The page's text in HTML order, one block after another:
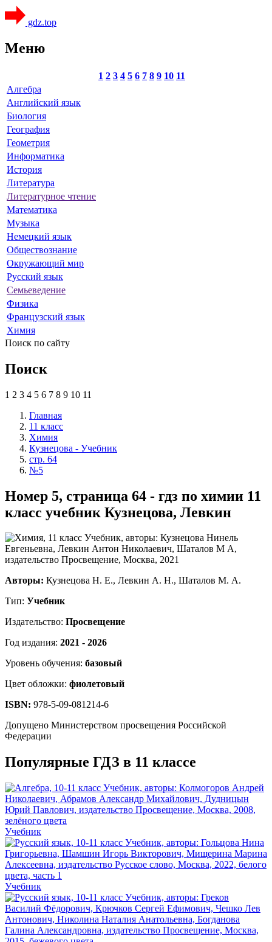
gdz.top
Меню
1 2 3 4 5 6 7 8 9 10 11
Алгебра
Английский язык
Биология
География
Геометрия
Информатика
История
Литература
Литературное чтение
Математика
Музыка
Немецкий язык
Обществознание
Окружающий мир
Русский язык
Семьеведение
Физика
Французский язык
Химия
Поиск по сайту
Поиск
1 2 3 4 5 6 7 8 9 10 11
Главная
11 класс
Химия
Кузнецова - Учебник
стр. 64
№5
Номер 5, страница 64 - гдз по химии 11
класс учебник Кузнецова, Левкин
Авторы: Кузнецова Н. Е., Левкин А. Н., Шаталов М. А.
Тип: Учебник
Издательство: Просвещение
Год издания: 2021 - 2026
Уровень обучения: базовый
Цвет обложки: фиолетовый
ISBN: 978-5-09-081214-6
Допущено Министерством просвещения Российской
Федерации
Популярные ГДЗ в 11 классе
Учебник
Учебник